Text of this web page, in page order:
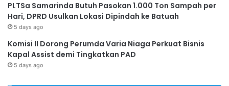
PLTSa Samarinda Butuh Pasokan 1.000 Ton Sampah per
Hari, DPRD Usulkan Lokasi Dipindah ke Batuah
5 days ago
Komisi II Dorong Perumda Varia Niaga Perkuat Bisnis
Kapal Assist demi Tingkatkan PAD
5 days ago